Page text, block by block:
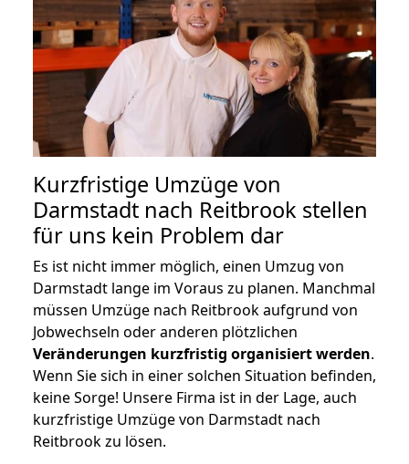
Kurzfristige Umzüge von
Darmstadt nach Reitbrook stellen
für uns kein Problem dar
Es ist nicht immer möglich, einen Umzug von
Darmstadt lange im Voraus zu planen. Manchmal
müssen Umzüge nach Reitbrook aufgrund von
Jobwechseln oder anderen plötzlichen
Veränderungen kurzfristig organisiert werden.
Wenn Sie sich in einer solchen Situation befinden,
keine Sorge! Unsere Firma ist in der Lage, auch
kurzfristige Umzüge von Darmstadt nach
Reitbrook zu lösen.